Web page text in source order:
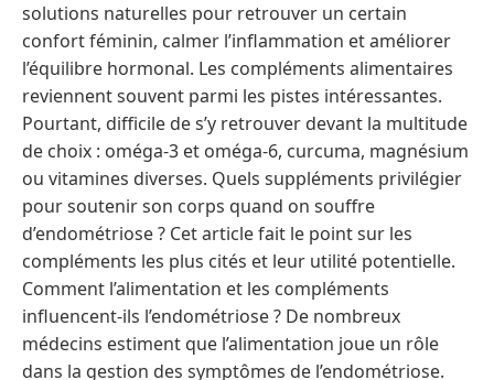
solutions naturelles pour retrouver un certain
confort féminin, calmer l’inflammation et améliorer
l’équilibre hormonal. Les compléments alimentaires
reviennent souvent parmi les pistes intéressantes.
Pourtant, difficile de s’y retrouver devant la multitude
de choix : oméga-3 et oméga-6, curcuma, magnésium
ou vitamines diverses. Quels suppléments privilégier
pour soutenir son corps quand on souffre
d’endométriose ? Cet article fait le point sur les
compléments les plus cités et leur utilité potentielle.
Comment l’alimentation et les compléments
influencent-ils l’endométriose ? De nombreux
médecins estiment que l’alimentation joue un rôle
dans la gestion des symptômes de l’endométriose.